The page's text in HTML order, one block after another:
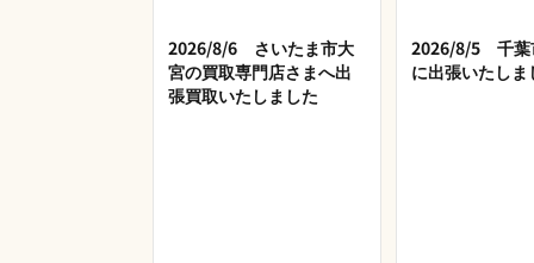
2026/8/6 さいたま市大
宮の買取専門店さまへ出
張買取いたしました
2026/8/5 千葉
に出張いたしま